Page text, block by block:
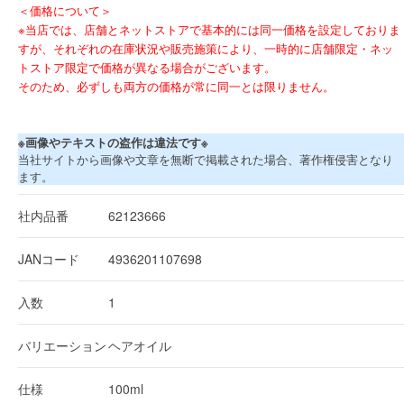
＜価格について＞
※当店では、店舗とネットストアで基本的には同一価格を設定しておりま
すが、それぞれの在庫状況や販売施策により、一時的に店舗限定・ネッ
トストア限定で価格が異なる場合がございます。
そのため、必ずしも両方の価格が常に同一とは限りません。
※画像やテキストの盗作は違法です※
当社サイトから画像や文章を無断で掲載された場合、著作権侵害となり
ます。
社内品番 62123666
JANコード 4936201107698
入数 1
バリエーションヘアオイル
仕様 100ml